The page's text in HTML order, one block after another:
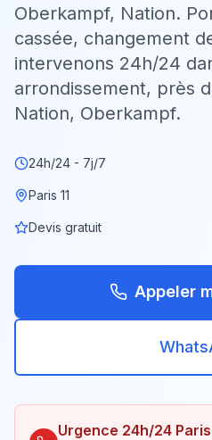
Oberkampf, Nation.
cassée, changement
intervenons 24h/24
arrondissement, près
Nation, Oberkampf.
24h/24 - 7j/7
Paris 11
Devis gratuit
Appeler
Urgence 24h/24 Paris